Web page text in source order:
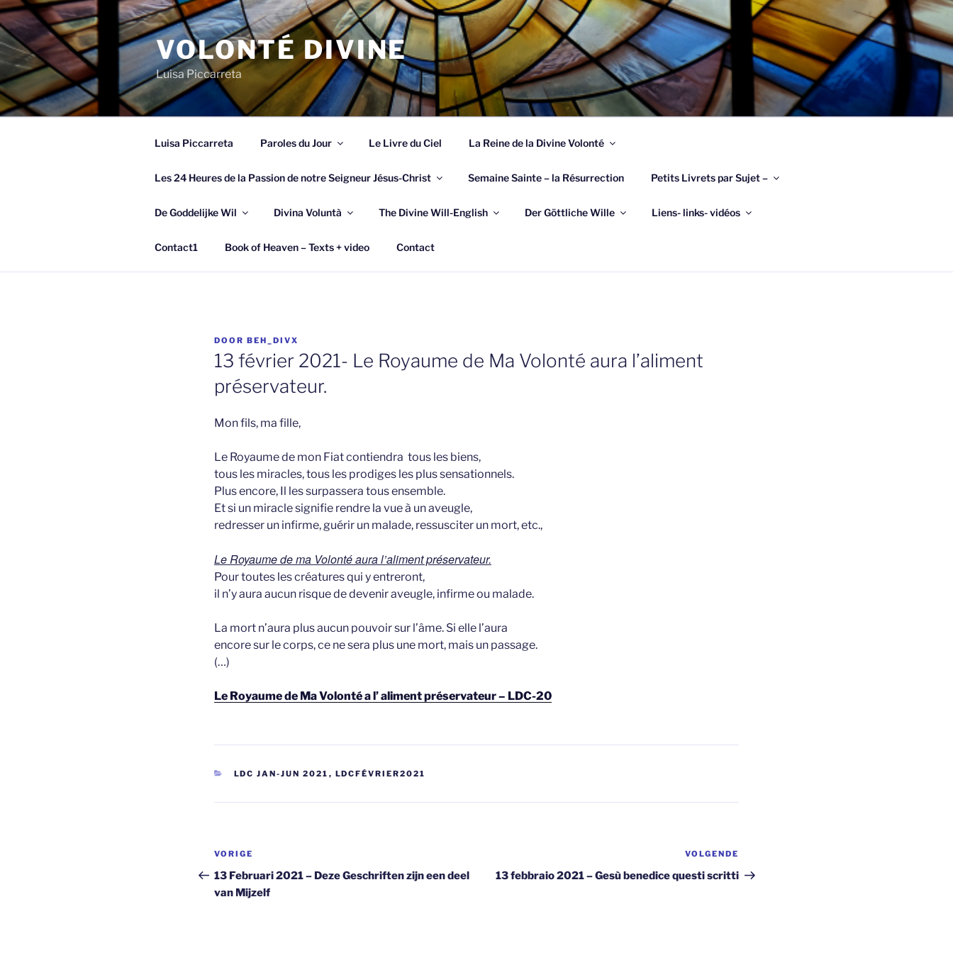
Spring
naar
de
inhoud
VOLONTÉ DIVINE
Luisa Piccarreta
Luisa Piccarreta Paroles du Jour Le Livre du Ciel La Reine de la Divine Volonté
Les 24 Heures de la Passion de notre Seigneur Jésus-Christ Semaine Sainte – la Résurrection Petits Livrets par Sujet –
De Goddelijke Wil Divina Voluntà The Divine Will-English Der Göttliche Wille Liens- links- vidéos
Contact1 Book of Heaven – Texts + video Contact
GEPLAATST
OP
DOOR BEH_DIVX
13 février 2021- Le Royaume de Ma Volonté aura l’aliment
préservateur.
Mon fils, ma fille,
Le Royaume de mon Fiat contiendra tous les biens,
tous les miracles, tous les prodiges les plus sensationnels.
Plus encore, Il les surpassera tous ensemble.
Et si un miracle signifie rendre la vue à un aveugle,
redresser un infirme, guérir un malade, ressusciter un mort, etc.,
Le Royaume de ma Volonté aura l’aliment préservateur.
Pour toutes les créatures qui y entreront,
il n’y aura aucun risque de devenir aveugle, infirme ou malade.
La mort n’aura plus aucun pouvoir sur l’âme. Si elle l’aura
encore sur le corps, ce ne sera plus une mort, mais un passage.
(…)
Le Royaume de Ma Volonté a l’ aliment préservateur – LDC-20
CATEGORIEËN
LDC JAN-JUN 2021 , LDCFÉVRIER2021
Berichtnavigatie
Vorig
bericht
VORIGE
13 Februari 2021 – Deze Geschriften zijn een deel
van Mijzelf
bericht
VOLGENDE
13 febbraio 2021 – Gesù benedice questi scritti